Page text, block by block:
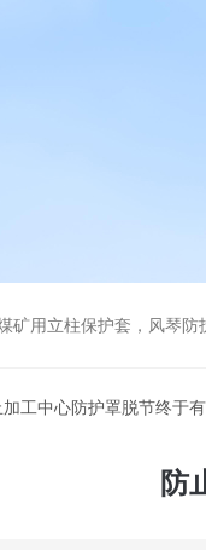
矿用立柱保护套，风琴
工中心防护罩脱节终于
防